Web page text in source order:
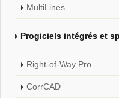
MultiLines
Progiciels intégrés et
Right-of-Way Pro
CorrCAD